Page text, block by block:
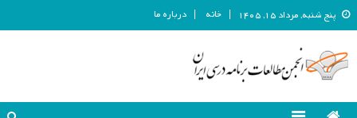
پنج شنبه, مرداد ۱۵, ۱۴۰۵ خانه درباره ما
انجمن مطالعات برنامه درسی ایران